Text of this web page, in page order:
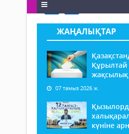
ЖАҢАЛЫҚТАР
Құрылтай
жақсылық
07 тамыз 2026 ж.
күніне